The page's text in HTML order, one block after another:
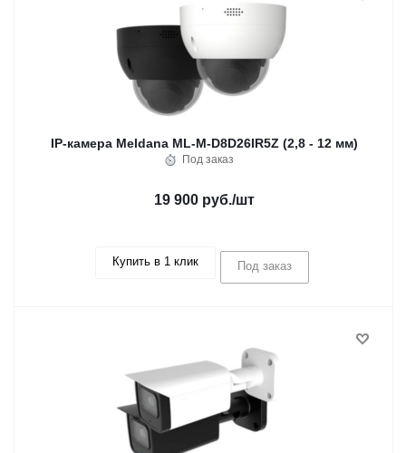
IP-камера Meldana ML-M-D8D26IR5Z (2,8 - 12 мм)
Под заказ
19 900 руб./шт
Купить в 1 клик Под заказ